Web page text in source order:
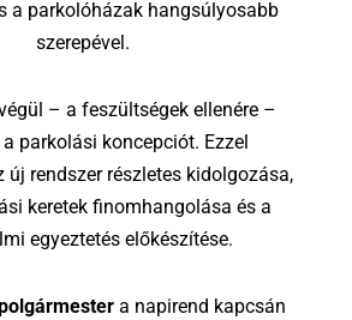
a parkolóházak hangsúlyosabb
szerepével.
– a feszültségek ellenére –
parkolási koncepciót. Ezzel
új rendszer részletes kidolgozása,
keretek finomhangolása és a
egyeztetés előkészítése.
a napirend kapcsán